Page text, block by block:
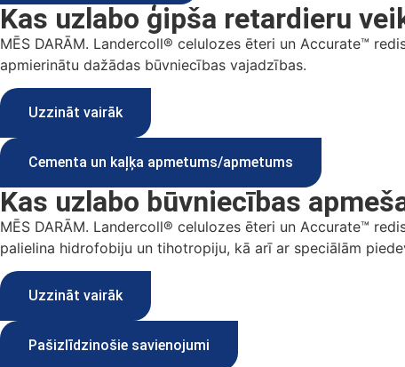
Kas uzlabo ģipša retardieru
MĒS DARĀM. Landercoll® celulozes ēteri un Accurate™
apmierinātu dažādas būvniecības vajadzības.
Uzzināt vairāk
Cementa un kaļķa apmetums/apmetums
Kas uzlabo būvniecības
MĒS DARĀM. Landercoll® celulozes ēteri un Accurate™
palielina hidrofobiju un tihotropiju, kā arī ar speciālām
Uzzināt vairāk
Pašizlīdzinošie savienojumi